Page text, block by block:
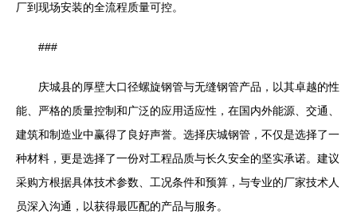
厂到现场安装的全流程质量可控。
###
庆城县的厚壁大口径螺旋钢管与无缝钢管产品，以其卓越的性
能、严格的质量控制和广泛的应用适应性，在国内外能源、交通、
建筑和制造业中赢得了良好声誉。选择庆城钢管，不仅是选择了一
种材料，更是选择了一份对工程品质与长久安全的坚实承诺。建议
采购方根据具体技术参数、工况条件和预算，与专业的厂家技术人
员深入沟通，以获得最匹配的产品与服务。